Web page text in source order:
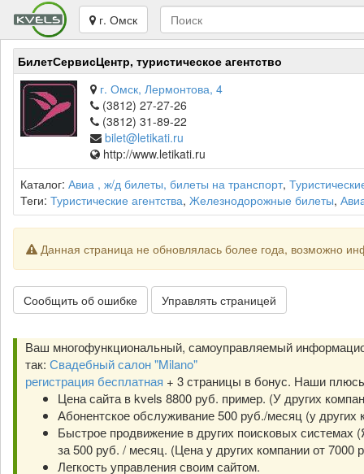
г. Омск
БилетСервисЦентр, туристическое агентство
г. Омск, Лермонтова, 4
(3812) 27-27-26
(3812) 31-89-22
bilet@letikati.ru
http://www.letikati.ru
Каталог: Авиа , ж/д билеты, билеты на транспорт,
Теги: Туристические агентства, Железнодорожные билеты,
Данная страница не обновлялась более года, возможно
Сообщить об ошибке Управлять страницей
Ваш многофункциональный, самоуправляемый
так: Свадебный салон "Milano"
регистрация бесплатная + 3 страницы в бонус. Наши
Цена сайта в kvels 8800 руб. пример. (У других
Абонентское обслуживание 500 руб./месяц (у других
Быстрое продвижение в других поисковых системах
за 500 руб. / месяц. (Цена у других компании от 7000
Легкость управления своим сайтом.